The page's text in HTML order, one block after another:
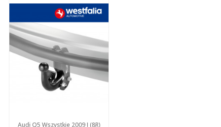
Audi Q5 Wszystkie 2009 I (8R)